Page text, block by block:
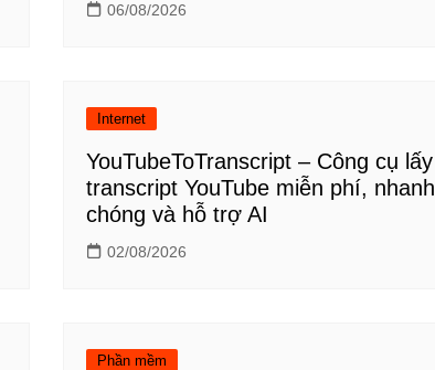
06/08/2026
Internet
YouTubeToTranscript – Công cụ lấy
transcript YouTube miễn phí, nhanh
chóng và hỗ trợ AI
02/08/2026
Phần mềm